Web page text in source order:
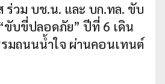
ร่วม บช.น. และ บก.ทล. ขับ
ขับขี่ปลอดภัย” ปีที่ 6 เดิน
มถนนน้ำใจ ผ่านคอนเทนต์